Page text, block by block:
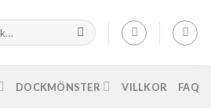
DOCKMÖNSTER VILLKOR FAQ